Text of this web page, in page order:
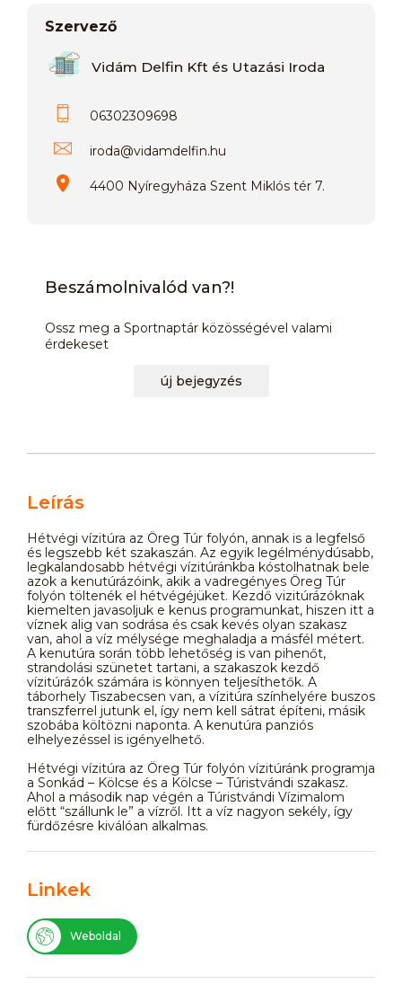
Szervező
Vidám Delfin Kft és Utazási Iroda
06302309698
iroda@vidamdelfin.hu
4400 Nyíregyháza Szent Miklós tér 7.
Beszámolnivalód van?!
Ossz meg a Sportnaptár közösségével valami
érdekeset
új bejegyzés
Leírás
Hétvégi vízitúra az Öreg Túr folyón, annak is a legfelső
és legszebb két szakaszán. Az egyik legélménydúsabb,
legkalandosabb hétvégi vízitúránkba kóstolhatnak bele
azok a kenutúrázóink, akik a vadregényes Öreg Túr
folyón töltenék el hétvégéjüket. Kezdő vizitúrázóknak
kiemelten javasoljuk e kenus programunkat, hiszen itt a
víznek alig van sodrása és csak kevés olyan szakasz
van, ahol a víz mélysége meghaladja a másfél métert.
A kenutúra során több lehetőség is van pihenőt,
strandolási szünetet tartani, a szakaszok kezdő
vízitúrázók számára is könnyen teljesíthetők. A
táborhely Tiszabecsen van, a vízitúra színhelyére buszos
transzferrel jutunk el, így nem kell sátrat építeni, másik
szobába költözni naponta. A kenutúra panziós
elhelyezéssel is igényelhető.
Hétvégi vízitúra az Öreg Túr folyón vízitúránk programja
a Sonkád – Kölcse és a Kölcse – Túristvándi szakasz.
Ahol a második nap végén a Túristvándi Vízimalom
előtt “szállunk le” a vízről. Itt a víz nagyon sekély, így
fürdőzésre kiválóan alkalmas.
Linkek
Weboldal